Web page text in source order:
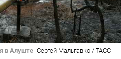
в Алуште Сергей Мальгавко / ТАСС